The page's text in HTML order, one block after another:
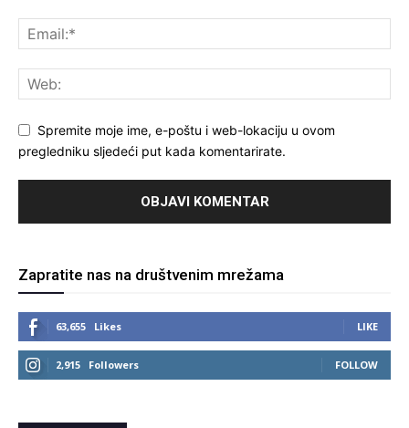
Spremite moje ime, e-poštu i web-lokaciju u ovom
pregledniku sljedeći put kada komentarirate.
Zapratite nas na društvenim mrežama
63,655 Likes LIKE
2,915 Followers FOLLOW